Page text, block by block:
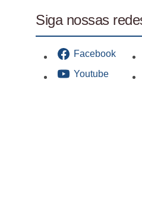
Siga nossas
Facebook
Youtube